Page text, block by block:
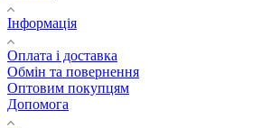
Інформація
Оплата і доставка
Обмін та повернення
Оптовим покупцям
Допомога